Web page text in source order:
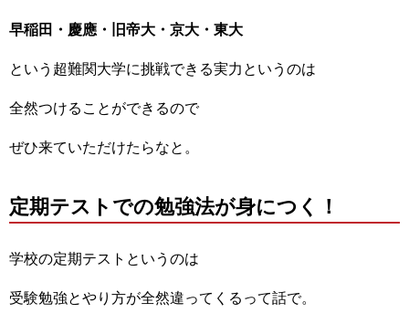
早稲田・慶應・旧帝大・京大・東大
という超難関大学に挑戦できる実力というのは
全然つけることができるので
ぜひ来ていただけたらなと。
定期テストでの勉強法が身につく！
学校の定期テストというのは
受験勉強とやり方が全然違ってくるって話で。